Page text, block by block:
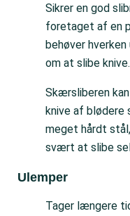
Sikrer en god
foretaget af en
behøver
om at slibe knive.
Skærsliberen
knive af blødere
meget hårdt
svært at slibe
Ulemper
Tager længere